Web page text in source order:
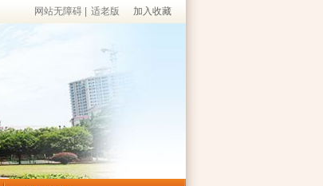
加入收藏
网站无障碍 适老版